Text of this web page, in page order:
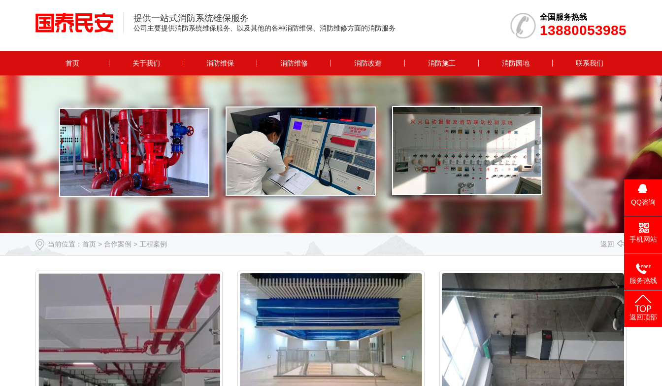
提供一站式消防系统维保服务
公司主要提供消防系统维保服务、以及其他的各种消防维保、消防维修方面的消防服务
全国服务热线
13880053985
首页 关于我们 消防维保 消防维修 消防改造 消防施工 消防园地 联系我们
当前位置： 首页 > 合作案例 > 工程案例 返回
QQ咨询
手机网站
服务热线
返回顶部